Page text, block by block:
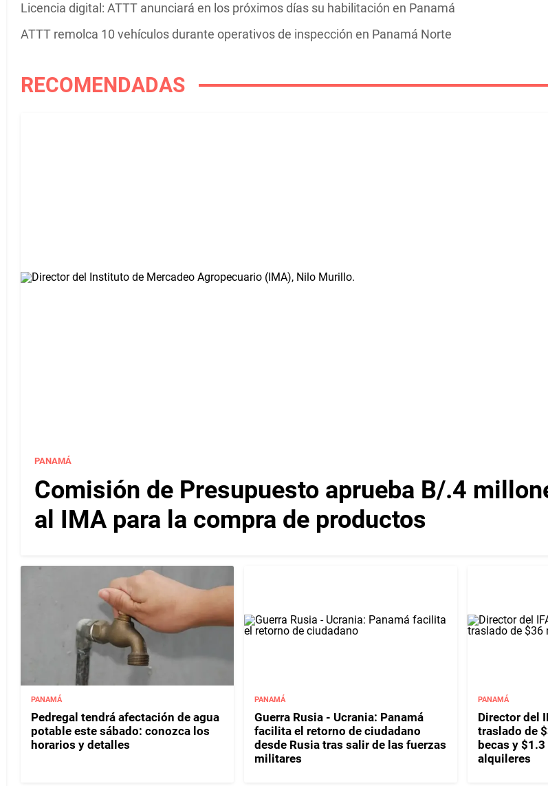
Licencia digital: ATTT anunciará en los próximos días su habilitación en Panamá
ATTT remolca 10 vehículos durante operativos de inspección en Panamá Norte
RECOMENDADAS
PANAMÁ
Comisión de Presupuesto aprueba B/.4
al IMA para la compra de productos
PANAMÁ
Pedregal tendrá afectación de agua
potable este sábado: conozca los
horarios y detalles
PANAMÁ
Guerra Rusia - Ucrania: Panamá
facilita el retorno de ciudadano
desde Rusia tras salir de las fuerzas
militares
PANAMÁ
Director del
traslado de
becas y
alquileres